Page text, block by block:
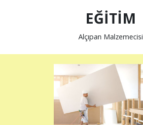
EĞİTİM
Alçıpan Malzemecisi